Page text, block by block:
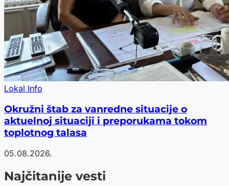
Lokal Info
Okružni štab za vanredne situacije o
aktuelnoj situaciji i preporukama tokom
toplotnog talasa
05.08.2026.
Najčitanije vesti